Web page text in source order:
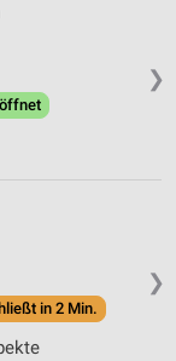
❯
❯
in 2 Min.